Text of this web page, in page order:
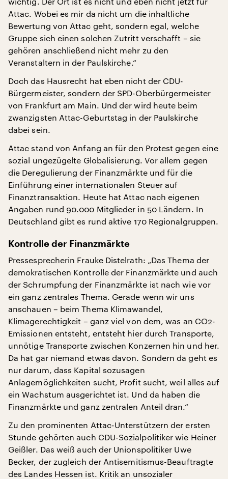
Attac. Wobei es mir da nicht um die inhaltliche
Bewertung von Attac geht, sondern egal, welche
Gruppe sich einen solchen Zutritt verschafft – sie
gehören anschließend nicht mehr zu den
Veranstaltern in der Paulskirche.“
Doch das Hausrecht hat eben nicht der CDU-
Bürgermeister, sondern der SPD-Oberbürgermeister
von Frankfurt am Main. Und der wird heute beim
zwanzigsten Attac-Geburtstag in der Paulskirche
dabei sein.
Attac stand von Anfang an für den Protest gegen eine
sozial ungezügelte Globalisierung. Vor allem gegen
die Deregulierung der Finanzmärkte und für die
Einführung einer internationalen Steuer auf
Finanztransaktion. Heute hat Attac nach eigenen
Angaben rund 90.000 Mitglieder in 50 Ländern. In
Deutschland gibt es rund aktive 170 Regionalgruppen.
Kontrolle der Finanzmärkte
Pressesprecherin Frauke Distelrath: „Das Thema der
demokratischen Kontrolle der Finanzmärkte und auch
der Schrumpfung der Finanzmärkte ist nach wie vor
ein ganz zentrales Thema. Gerade wenn wir uns
anschauen – beim Thema Klimawandel,
Klimagerechtigkeit – ganz viel von dem, was an CO2-
Emissionen entsteht, entsteht hier durch Transporte,
unnötige Transporte zwischen Konzernen hin und her.
Da hat gar niemand etwas davon. Sondern da geht es
nur darum, dass Kapital sozusagen
Anlagemöglichkeiten sucht, Profit sucht, weil alles auf
ein Wachstum ausgerichtet ist. Und da haben die
Finanzmärkte und ganz zentralen Anteil dran.“
Zu den prominenten Attac-Unterstützern der ersten
Stunde gehörten auch CDU-Sozialpolitiker wie Heiner
Geißler. Das weiß auch der Unionspolitiker Uwe
Becker, der zugleich der Antisemitismus-Beauftragte
des Landes Hessen ist. Kritik an unsozialer